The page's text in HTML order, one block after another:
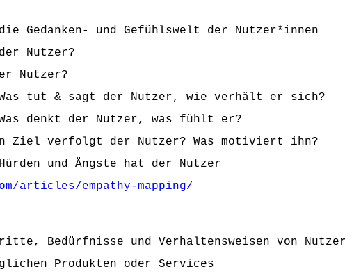
Gedanken- und Gefühlswelt der Nutzer*innen
Nutzer?
Nutzer?
Was tut & sagt der Nutzer, wie verhält er sich?
denkt der Nutzer, was fühlt er?
Ziel verfolgt der Nutzer? Was motiviert ihn?
und Ängste hat der Nutzer
articles/empathy-mapping/
Bedürfnisse und Verhaltensweisen von
Produkten oder Services